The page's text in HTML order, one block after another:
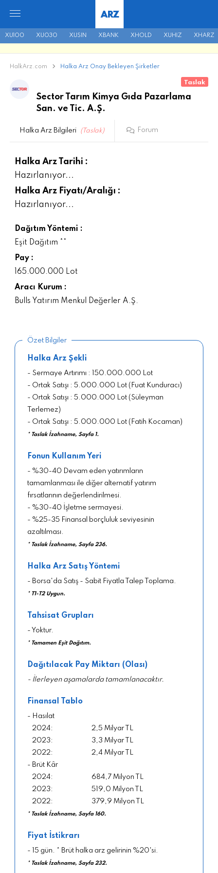
XU100 XU030 XUSIN XBANK XHOLD XUHIZ XHARZ
ARZ
HalkArz.com Halka Arz Onay Bekleyen Şirketler
Taslak
Sector Tarım Kimya Gıda Pazarlama
San. ve Tic. A.Ş.
Halka Arz Bilgileri (Taslak) Forum
Halka Arz Tarihi :
Hazırlanıyor...
Halka Arz Fiyatı/Aralığı :
Hazırlanıyor...
Dağıtım Yöntemi :
Eşit Dağıtım **
Pay :
165.000.000 Lot
Aracı Kurum :
Bulls Yatırım Menkul Değerler A.Ş.
Özet Bilgiler
Halka Arz Şekli
- Sermaye Artırımı : 150.000.000 Lot
- Ortak Satışı : 5.000.000 Lot (Fuat Kunduracı)
- Ortak Satışı : 5.000.000 Lot (Süleyman
Terlemez)
- Ortak Satışı : 5.000.000 Lot (Fatih Kocaman)
* Taslak İzahname, Sayfa 1.
Fonun Kullanım Yeri
- %30-40 Devam eden yatırımların
tamamlanması ile diğer alternatif yatırım
fırsatlarının değerlendirilmesi.
- %30-40 İşletme sermayesi.
- %25-35 Finansal borçluluk seviyesinin
azaltılması.
* Taslak İzahname, Sayfa 236.
Halka Arz Satış Yöntemi
- Borsa'da Satış - Sabit Fiyatla Talep Toplama.
* T1-T2 Uygun.
Tahsisat Grupları
- Yoktur.
* Tamamen Eşit Dağıtım.
Dağıtılacak Pay Miktarı (Olası)
- İlerleyen aşamalarda tamamlanacaktır.
Finansal Tablo
- Hasılat
2,5 Milyar TL
3,3 Milyar TL
2,4 Milyar TL
- Brüt Kâr
684,7 Milyon TL
519,0 Milyon TL
379,9 Milyon TL
* Taslak İzahname, Sayfa 160.
Fiyat İstikrarı
- 15 gün. * Brüt halka arz gelirinin %20'si.
* Taslak İzahname, Sayfa 232.